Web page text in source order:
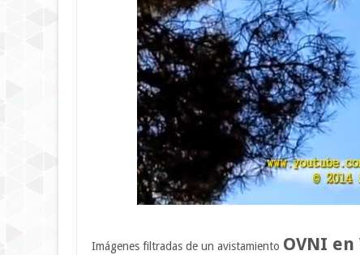
Imágenes filtradas de un avistamiento OVNI en